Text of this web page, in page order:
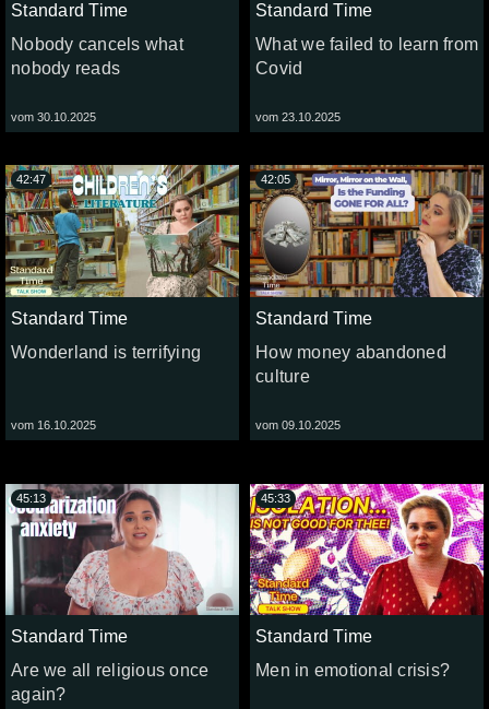
Standard Time
Nobody cancels what
nobody reads
vom 30.10.2025
Standard Time
What we failed to learn from
Covid
vom 23.10.2025
Standard Time
Wonderland is terrifying
vom 16.10.2025
42:47
Standard Time
How money abandoned
culture
vom 09.10.2025
42:05
Standard Time
Are we all religious once
again?
45:13
Standard Time
Men in emotional crisis?
45:33